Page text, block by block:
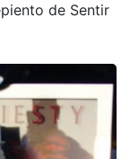
de Sentir